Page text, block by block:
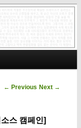
Post navigation
← Previous Next →
스 캠페인]